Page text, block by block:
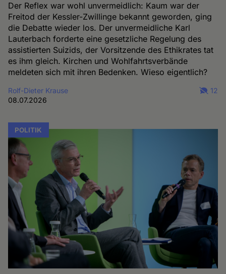
Der Reflex war wohl unvermeidlich: Kaum war der
Freitod der Kessler-Zwillinge bekannt geworden, ging
die Debatte wieder los. Der unvermeidliche Karl
Lauterbach forderte eine gesetzliche Regelung des
assistierten Suizids, der Vorsitzende des Ethikrates tat
es ihm gleich. Kirchen und Wohlfahrtsverbände
meldeten sich mit ihren Bedenken. Wieso eigentlich?
Rolf-Dieter Krause
08.07.2026
12
POLITIK